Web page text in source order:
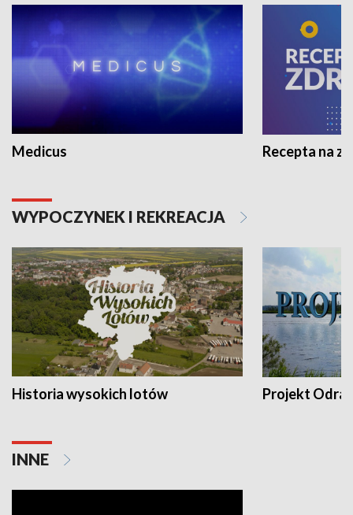
Medicus Recepta na
WYPOCZYNEK I REKREACJA
Historia wysokich lotów Projekt Odra
INNE